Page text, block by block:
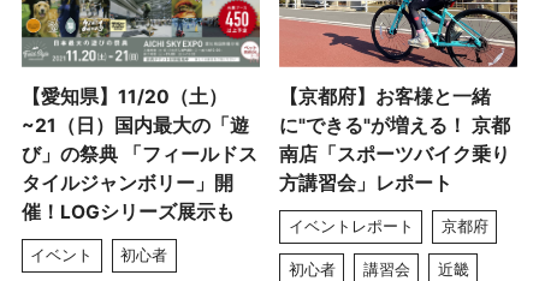
【愛知県】11/20（土）
~21（日）国内最大の「遊
び」の祭典 「フィールドス
タイルジャンボリー」開
催！LOGシリーズ展示も
イベント 初心者
【京都府】お客様と一緒
に"できる"が増える！ 京都
南店「スポーツバイク乗り
方講習会」レポート
イベントレポート 京都府
初心者 講習会 近畿